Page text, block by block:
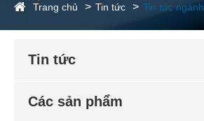
Trang chủ Tin tức Tin tức ngành
Tin tức
Các sản phẩm